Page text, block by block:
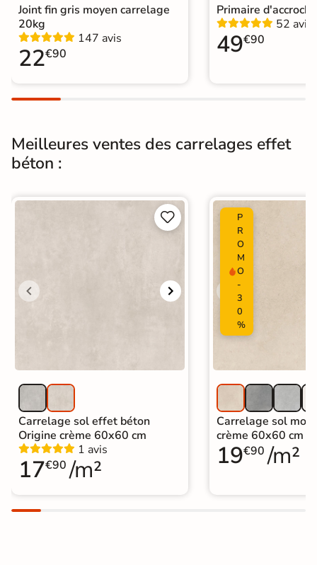
Plancher
Chauffant
Oui
Conditionnement
Support Chape Ancien carrelage
Catégories
Carrelage effet béton ciré
Carrelage 30x60 cm
|
Carrelage sol cuisine
Carrelage salon moderne
Carrelage WC
Joint fin gris moyen carrelage
20kg
147 avis
22€90
Primaire
52 avis
49€90
Meilleures ventes des carrelages effet
béton :


Carrelage sol effet béton
Origine crème 60x60 cm
1 avis
17€90 /m²
P
R
O
M
O
-
3
0
%
Carrelage sol
crème 60x60 cm
19€90 /m²